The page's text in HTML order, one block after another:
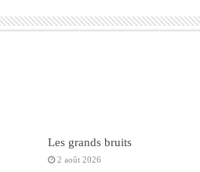
Les grands bruits
2 août 2026